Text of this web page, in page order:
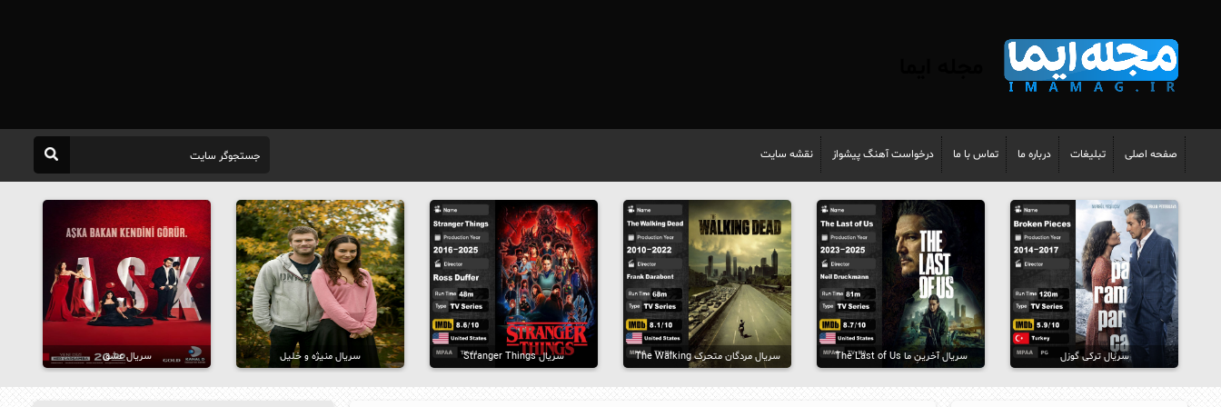
صفحه اصلی تبلیغات درباره ما تماس با ما درخواست آهنگ پیشواز نقشه سایت
سریال ترکی گوزل سریال آخرینِ ما The Last of Us
سریال مردگان متحرک The Walking
Dead
سریال Stranger Things سریال منیژه و خلیل سریال عشق